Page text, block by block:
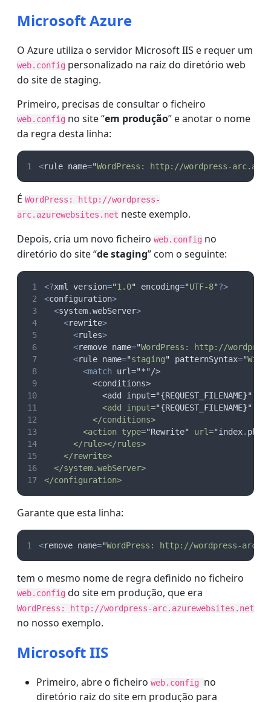
Microsoft Azure
O Azure utiliza o servidor Microsoft IIS e requer um
web.config personalizado na raiz do diretório web
do site de staging.
Primeiro, precisas de consultar o ficheiro
web.config no site “em produção” e anotar o nome
da regra desta linha:
<rule name="WordPress: http://wordpress-
É WordPress: http://wordpress-
arc.azurewebsites.net neste exemplo.
Depois, cria um novo ficheiro web.config no
diretório do site “de staging” com o seguinte:
<?xml version="1.0" encoding="UTF-8"?>
<configuration>
<system.webServer>
<rewrite>
<rules>
<remove name="WordPress: http://
<rule name="staging" patternSyntax="
<match url="*"/>
          <conditions>
            <add input="
{REQUEST_FILENAME}"
            <add input=
"{REQUEST_FILENAME}"
          </conditions>
        <action type=
"Rewrite" url="index. php
      </rule></rules>
    </rewrite>
  </system.webServer>
</configuration>
Garante que esta linha:
<remove name="WordPress: http://wordpress-
tem o mesmo nome de regra definido no ficheiro
web.config do site em produção, que era
WordPress: http://wordpress-arc.azurewebsites.net
no nosso exemplo.
Microsoft IIS
Primeiro, abre o ficheiro web.config no
diretório raiz do site em produção para